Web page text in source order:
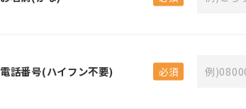
必須
電話番号(ハイフン不要)